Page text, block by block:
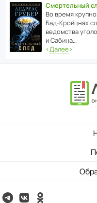
Смертельный
Во время
Бад‑Крой­цнах
ведомства
и Сабина…
‹Далее›